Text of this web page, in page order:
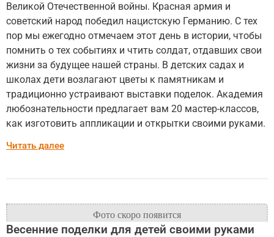
Великой Отечественной войны. Красная армия и
советский народ победил нацистскую Германию. С тех
пор мы ежегодно отмечаем этот день в истории, чтобы
помнить о тех событиях и чтить солдат, отдавших свои
жизни за будущее нашей страны. В детских садах и
школах дети возлагают цветы к памятникам и
традиционно устраивают выставки поделок. Академия
любознательности предлагает вам 20 мастер-классов,
как изготовить аппликации и открытки своими руками.
Читать далее
Весенние поделки для детей своими руками